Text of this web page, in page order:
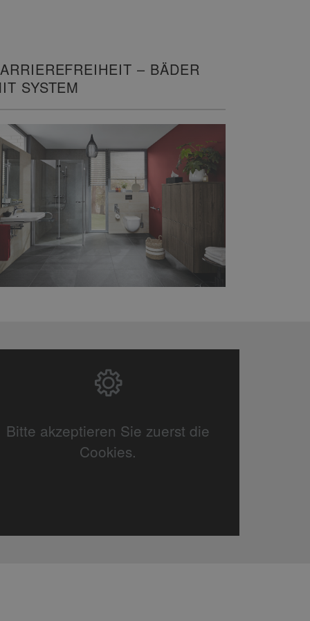
– BÄDER
SYSTEM
Bitte akzeptieren Sie zuerst die
Cookies.